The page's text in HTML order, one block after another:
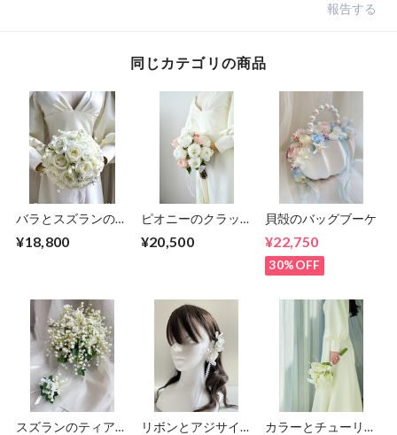
報告する
同じカテゴリの商品
バラとスズランのラ
¥18,800
ピオニーのクラッチ
¥20,500
貝殻のバッグブーケ
¥22,750
30%OFF
スズランのティアド
リボンとアジサイの
カラーとチューリッ